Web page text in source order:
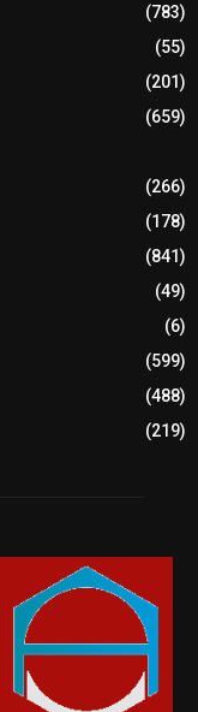
(783)
(55)
(201)
(659)
(266)
(178)
(841)
(49)
(6)
(599)
(488)
(219)